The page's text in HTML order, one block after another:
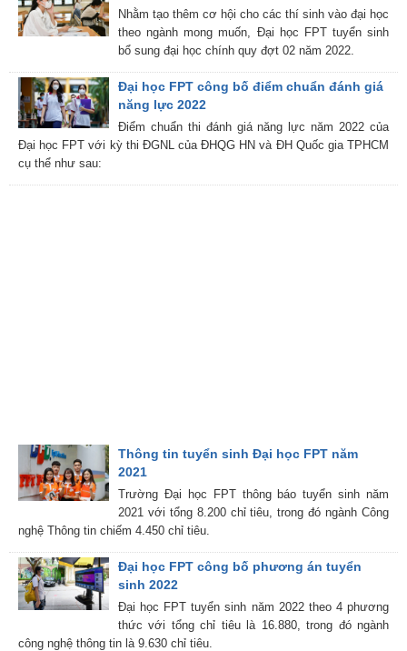
Nhằm tạo thêm cơ hội cho các thí sinh vào đại học
theo ngành mong muốn, Đại học FPT tuyển sinh
bổ sung đại học chính quy đợt 02 năm 2022.
Đại học FPT công bố điểm chuẩn đánh giá
năng lực 2022
Điểm chuẩn thi đánh giá năng lực năm 2022 của
Đại học FPT với kỳ thi ĐGNL của ĐHQG HN và ĐH Quốc gia TPHCM
cụ thể như sau:
Thông tin tuyển sinh Đại học FPT năm
2021
Trường Đại học FPT thông báo tuyển sinh năm
2021 với tổng 8.200 chỉ tiêu, trong đó ngành Công
nghệ Thông tin chiếm 4.450 chỉ tiêu.
Đại học FPT công bố phương án tuyển
sinh 2022
Đại học FPT tuyển sinh năm 2022 theo 4 phương
thức với tổng chỉ tiêu là 16.880, trong đó ngành
công nghệ thông tin là 9.630 chỉ tiêu.